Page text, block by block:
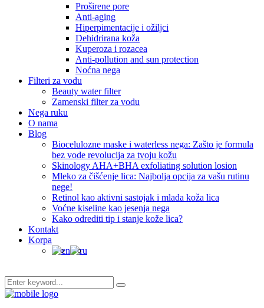
Proširene pore
Anti-aging
Hiperpimentacije i ožiljci
Dehidrirana koža
Kuperoza i rozacea
Anti-pollution and sun protection
Noćna nega
Filteri za vodu
Beauty water filter
Zamenski filter za vodu
Nega ruku
O nama
Blog
Biocelulozne maske i waterless nega: Zašto je formula
bez vode revolucija za tvoju kožu
Skinology AHA+BHA exfoliating solution losion
Mleko za čišćenje lica: Najbolja opcija za vašu rutinu
nege!
Retinol kao aktivni sastojak i mlada koža lica
Voćne kiseline kao jesenja nega
Kako odrediti tip i stanje kože lica?
Kontakt
Korpa